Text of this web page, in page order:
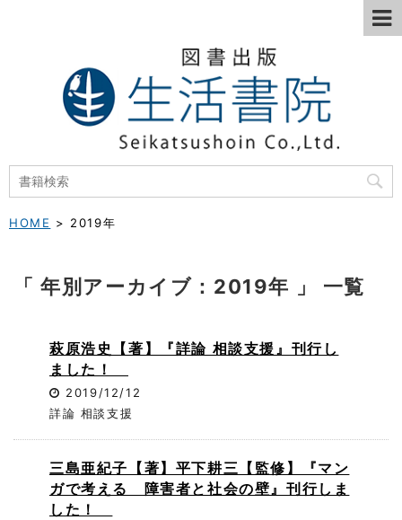
HOME > 2019年
「 年別アーカイブ：2019年 」 一覧
萩原浩史【著】『詳論 相談支援』刊行し
ました！
2019/12/12
詳論 相談支援
三島亜紀子【著】平下耕三【監修】『マン
ガで考える 障害者と社会の壁』刊行しま
した！